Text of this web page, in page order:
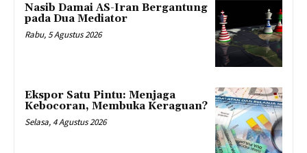
Nasib Damai AS-Iran Bergantung
pada Dua Mediator
Rabu, 5 Agustus 2026
Ekspor Satu Pintu: Menjaga
Kebocoran, Membuka Keraguan?
Selasa, 4 Agustus 2026